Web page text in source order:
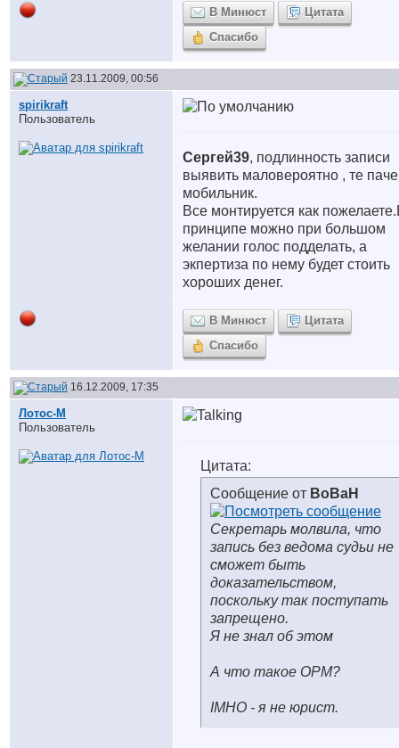
В Минюст
Цитата
Спасибо
23.11.2009, 00:56
spirikraft
Пользователь
Сергей39, подлинность записи
выявить маловероятно , те
мобильник.
Все монтируется как
принципе можно при большом
желании голос подделать, а
экпертиза по нему будет стоить
хороших денег.
В Минюст
Цитата
Спасибо
16.12.2009, 17:35
Лотос-М
Пользователь
Цитата:
Сообщение от BoBaH
Секретарь молвила, что
запись без ведома судьи не
сможет быть
доказательством,
поскольку так поступать
запрещено.
Я не знал об этом
А что такое ОРМ?
IMHO - я не юрист.